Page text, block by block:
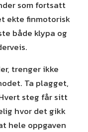
som fortsatt
ekte finmotorisk
både klypa og
trenger ikke
Ta plagget,
steg får sitt
hvor det gikk
hele oppgaven